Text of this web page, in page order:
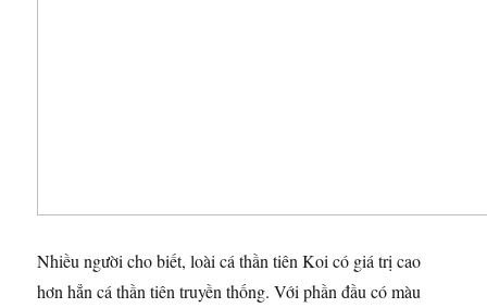
Nhiều người cho biết, loài cá thần tiên Koi có giá trị cao
hơn hẳn cá thần tiên truyền thống. Với phần đầu có màu